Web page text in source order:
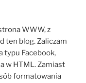
WWW, z
ten blog. Zaliczam
typu Facebook,
w HTML. Zamiast
formatowania